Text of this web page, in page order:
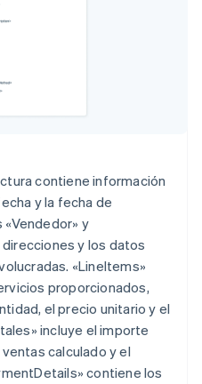
contiene información
y la fecha de
y
direcciones y los datos
«LineItems»
proporcionados,
el precio unitario y el
incluye el importe
calculado y el
contiene los